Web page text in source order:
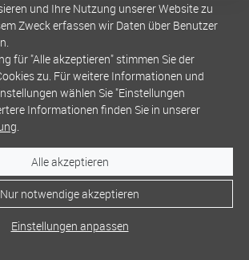
und Ihre Nutzung unserer Website zu
Zweck erfassen wir Daten über Benutzer
für "Alle akzeptieren" stimmen Sie der
zu. Für weitere Informationen und
wählen Sie "Einstellungen
Informationen finden Sie in unserer
.
Alle akzeptieren
Nur notwendige akzeptieren
Einstellungen anpassen